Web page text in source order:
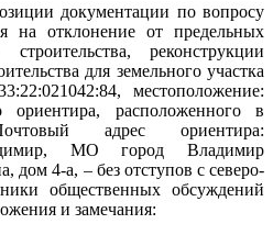
документации по вопросу
на отклонение от предельных
реконструкции
для земельного участка
местоположение:
ориентира, расположенного в
адрес ориентира:
МО город Владимир
дом 4-а, – без отступов с северо-
общественных обсуждений
и замечания: